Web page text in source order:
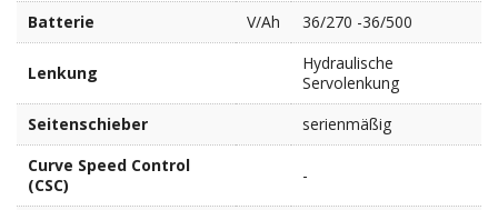
Batterie V/Ah 36/270 -36/500
Lenkung
Hydraulische
Servolenkung
Seitenschieber
serienmäßig
Curve Speed Control
(CSC)
-